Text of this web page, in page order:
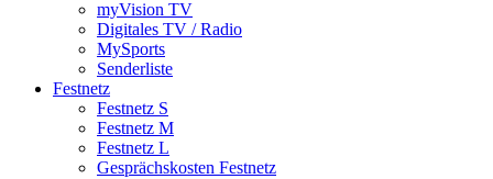
myVision TV
Digitales TV / Radio
MySports
Senderliste
Festnetz
Festnetz S
Festnetz M
Festnetz L
Gesprächskosten Festnetz